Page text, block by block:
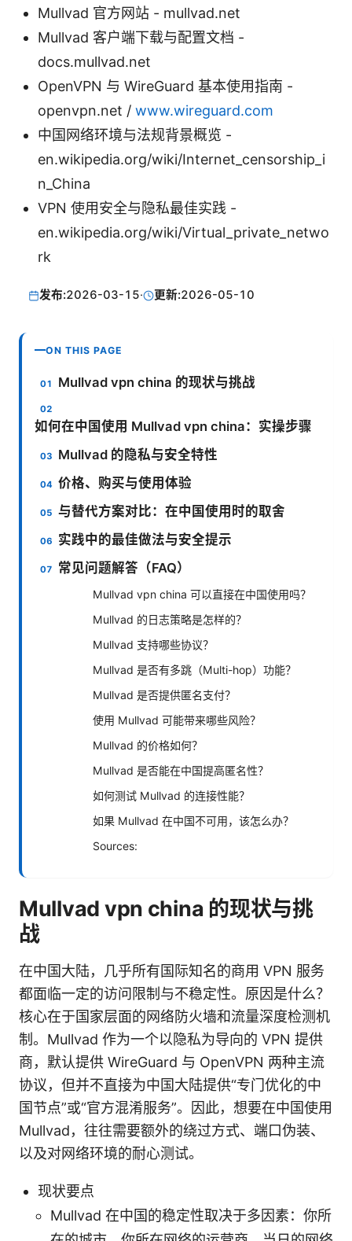
Mullvad 官方网站 - mullvad.net
Mullvad 客户端下载与配置文档 -
docs.mullvad.net
OpenVPN 与 WireGuard 基本使用指南 -
openvpn.net / www.wireguard.com
中国网络环境与法规背景概览 -
en.wikipedia.org/wiki/Internet_censorship_i
n_China
VPN 使用安全与隐私最佳实践 -
en.wikipedia.org/wiki/Virtual_private_netwo
rk
发布:2026-03-15· 更新:2026-05-10
ON THIS PAGE
Mullvad vpn china 的现状与挑战
如何在中国使用 Mullvad vpn china：实操步骤
Mullvad 的隐私与安全特性
价格、购买与使用体验
与替代方案对比：在中国使用时的取舍
实践中的最佳做法与安全提示
常见问题解答（FAQ）
Mullvad vpn china 可以直接在中国使用吗？
Mullvad 的日志策略是怎样的？
Mullvad 支持哪些协议？
Mullvad 是否有多跳（Multi-hop）功能？
Mullvad 是否提供匿名支付？
使用 Mullvad 可能带来哪些风险？
Mullvad 的价格如何？
Mullvad 是否能在中国提高匿名性？
如何测试 Mullvad 的连接性能？
如果 Mullvad 在中国不可用，该怎么办？
Sources:
Mullvad vpn china 的现状与挑
战
在中国大陆，几乎所有国际知名的商用 VPN 服务
都面临一定的访问限制与不稳定性。原因是什么？
核心在于国家层面的网络防火墙和流量深度检测机
制。Mullvad 作为一个以隐私为导向的 VPN 提供
商，默认提供 WireGuard 与 OpenVPN 两种主流
协议，但并不直接为中国大陆提供“专门优化的中
国节点”或“官方混淆服务”。因此，想要在中国使用
Mullvad，往往需要额外的绕过方式、端口伪装、
以及对网络环境的耐心测试。
现状要点
Mullvad 在中国的稳定性取决于多因素：你所